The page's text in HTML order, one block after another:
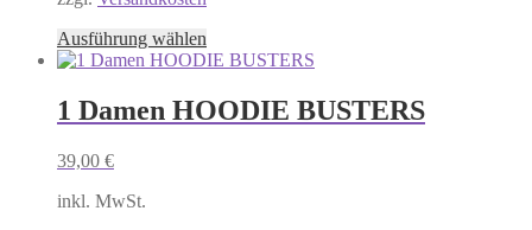
der
gewählt
werden
Ausführung wählen
Produkt
mehrere
Varianten
1 Damen HOODIE BUSTERS
39,00 €
inkl. MwSt.